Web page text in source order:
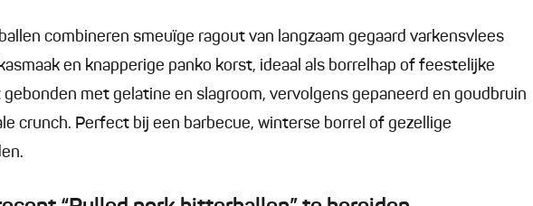
combineren smeuïge ragout van langzaam gegaard varkensvlees
en knapperige panko korst, ideaal als borrelhap of feestelijke
met gelatine en slagroom, vervolgens gepaneerd en goudbruin
crunch. Perfect bij een barbecue, winterse borrel of gezellige